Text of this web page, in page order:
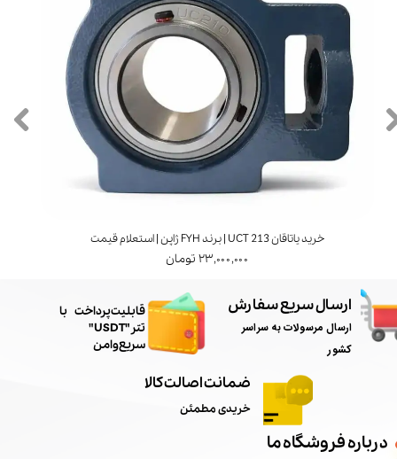
خرید یاتاقان UCT 213 | برند FYH ژاپن | استعلام قیمت
۲۳,۰۰۰,۰۰۰ تومان
ارسال سریع سفارش
ارسال مرسولات به سراسر
کشور
ضمانت اصالت کالا
خریدی مطمئن
درباره فروشگاه ما
​قابلیت پرداخت با
تتر"USDT"
سریع و امن